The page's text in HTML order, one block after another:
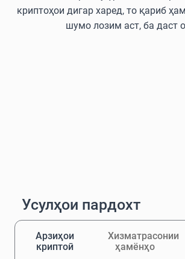
криптоҳои дигар харед, то қариб
шумо лозим аст, ба даст
Усулҳои пардохт
Арзиҳои
криптоӣ
Хизматрасонии
ҳамёнҳо